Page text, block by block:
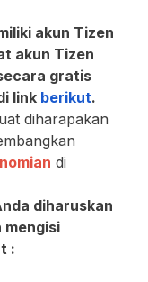
akun Tizen
akun Tizen
gratis
link berikut.
diharapakan
di
diharuskan
mengisi
: